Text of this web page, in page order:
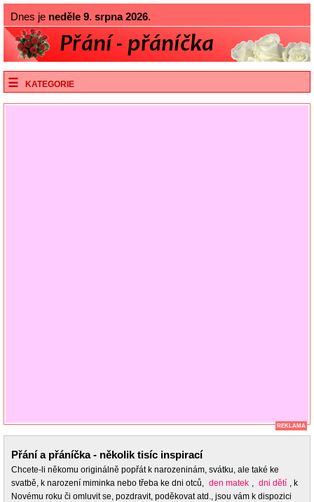
Dnes je neděle 9. srpna 2026.
KATEGORIE
REKLAMA
Přání a přáníčka - několik tisíc inspirací
Chcete-li někomu originálně popřát k narozeninám, svátku, ale také ke
svatbě, k narození miminka nebo třeba ke dni otců, den matek , dni dětí , k
Novému roku či omluvit se, pozdravit, poděkovat atd., jsou vám k dispozici